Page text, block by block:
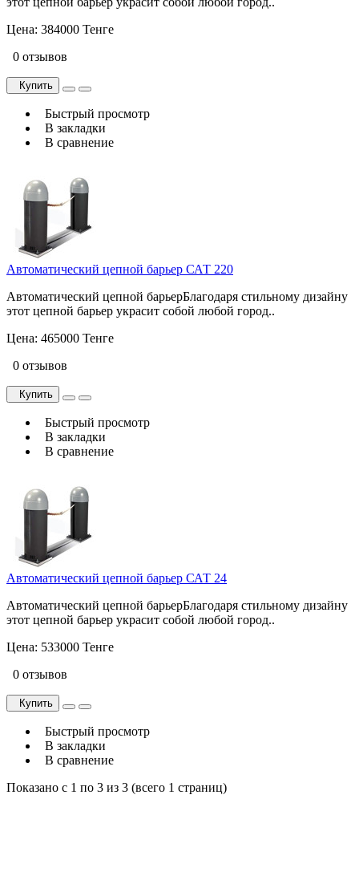
Цена: 384000 Тенге
0 отзывов
Купить
Быстрый просмотр
В закладки
В сравнение
Автоматический цепной барьер САТ 220
Автоматический цепной барьерБлагодаря стильному дизайну
этот цепной барьер украсит собой любой город..
Цена: 465000 Тенге
0 отзывов
Купить
Быстрый просмотр
В закладки
В сравнение
Автоматический цепной барьер САТ 24
Автоматический цепной барьерБлагодаря стильному дизайну
этот цепной барьер украсит собой любой город..
Цена: 533000 Тенге
0 отзывов
Купить
Быстрый просмотр
В закладки
В сравнение
Показано с 1 по 3 из 3 (всего 1 страниц)